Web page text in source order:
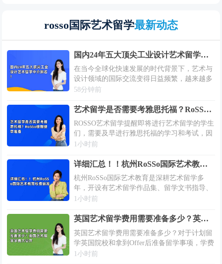
rosso国际艺术留学最新动态
国内24年五大顶尖工业设计艺术留学中介排名！
在当今全球化快速发展的时代背景下，艺术与
设计领域的国际交流变得日益频繁，越来越多
的中国艺术学子开始将目光投向海外，寻求更
这一融合美学与功能性的专业领域，海外深
58分钟前
艺术留学是否需要考雅思托福？RoSSo提醒提早准备
ROSSO艺术留学提醒即将进行艺术留学的学生
们，需要及早进行雅思托福的学习和考试，因
为这是艺术留学准备期间必不可少的一项评估
1小时前
详细汇总！！杭州RoSSo国际艺术教育收费标准
杭州RoSSo国际艺术教育是深耕艺术留学多
年，开设有艺术留学作品集、留学文书指导、
背景提升等主要艺术留学指导课程，还考虑到
LEVEL艺术课程、AP艺术课程、BTEC...
1小时前
英国艺术留学费用需要准备多少？英国艺术留学学费大公开
英国艺术留学费用需要准备多少？对于计划留
学英国院校和拿到Offer后准备留学事项，学费
一直是其中一大关注点。小编特别整理了英国
1小时前